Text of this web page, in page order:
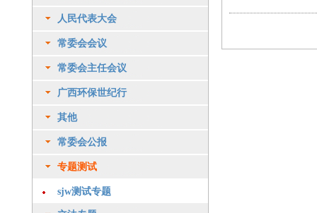
人民代表大会
常委会会议
常委会主任会议
广西环保世纪行
其他
常委会公报
专题测试
sjw测试专题